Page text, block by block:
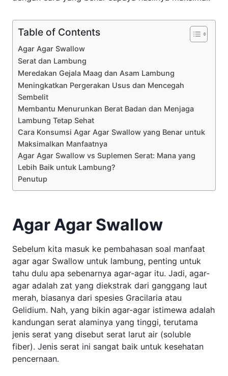
Table of Contents
Agar Agar Swallow
Serat dan Lambung
Meredakan Gejala Maag dan Asam Lambung
Meningkatkan Pergerakan Usus dan Mencegah
Sembelit
Membantu Menurunkan Berat Badan dan Menjaga
Lambung Tetap Sehat
Cara Konsumsi Agar Agar Swallow yang Benar untuk
Maksimalkan Manfaatnya
Agar Agar Swallow vs Suplemen Serat: Mana yang
Lebih Baik untuk Lambung?
Penutup
Agar Agar Swallow
Sebelum kita masuk ke pembahasan soal manfaat
agar agar Swallow untuk lambung, penting untuk
tahu dulu apa sebenarnya agar-agar itu. Jadi, agar-
agar adalah zat yang diekstrak dari ganggang laut
merah, biasanya dari spesies Gracilaria atau
Gelidium. Nah, yang bikin agar-agar istimewa adalah
kandungan serat alaminya yang tinggi, terutama
jenis serat yang disebut serat larut air (soluble
fiber). Jenis serat ini sangat baik untuk kesehatan
pencernaan.